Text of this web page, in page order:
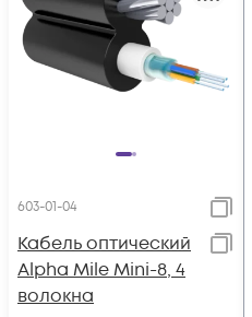
603-01-04
Кабель оптический
Alpha Mile Mini-8, 4
волокна